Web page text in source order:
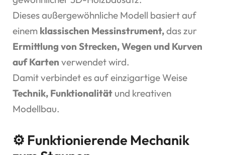
Dieses außergewöhnliche Modell basiert auf
einem klassischen Messinstrument,das zur
Ermittlung von Strecken, Wegen und Kurven
auf Karten verwendet wird.
Damit verbindet es auf einzigartige Weise
Technik, Funktionalität und kreativen
Modellbau.
⚙️ Funktionierende Mechanik